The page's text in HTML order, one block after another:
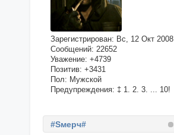
Зарегистрирован: Вс, 12 Окт 2008
Сообщений: 22652
Уважение: +4739
Позитив: +3431
Пол: Мужской
Предупреждения: ‡ 1. 2. 3. ... 10!
#Sмерч#